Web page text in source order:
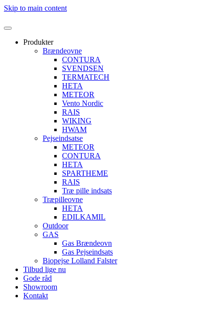
Skip to main content
Produkter
Brændeovne
CONTURA
SVENDSEN
TERMATECH
HETA
METEOR
Vento Nordic
RAIS
WIKING
HWAM
Pejseindsatse
METEOR
CONTURA
HETA
SPARTHEME
RAIS
Træ pille indsats
Træpilleovne
HETA
EDILKAMIL
Outdoor
GAS
Gas Brændeovn
Gas Pejseindsats
Biopejse Lolland Falster
Tilbud lige nu
Gode råd
Showroom
Kontakt